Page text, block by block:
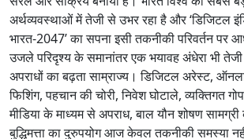
अर्थव्यवस्थाओं में तेजी से उभर रहा है और ‘डिजिटल
भारत-2047’ का सपना इसी तकनीकी परिवर्तन पर
उजले परिदृश्य के समानांतर एक भयावह अंधेरा भी
अपराधों का बढ़ता साम्राज्य। डिजिटल अरेस्ट,
फिशिंग, पहचान की चोरी, निवेश घोटाले, व्यक्तिगत
मीडिया के माध्यम से अपराध, बाल यौन शोषण
बुद्धिमत्ता का दुरुपयोग आज केवल तकनीकी समस्या